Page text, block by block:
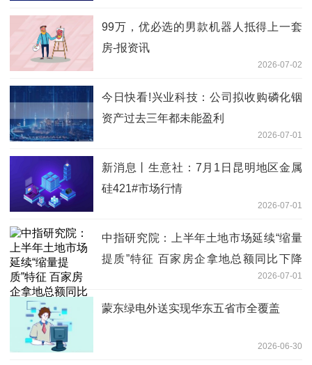
99万，优必选的男款机器人抵得上一套
房-报资讯
2026-07-02
今日快看!兴业科技：公司拟收购磷化铟
资产过去三年都未能盈利
2026-07-01
新消息丨生意社：7月1日昆明地区金属
硅421#市场行情
2026-07-01
中指研究院：上半年土地市场延续“缩量
提质”特征 百家房企拿地总额同比下降
2026-07-01
蒙东绿电外送实现华东五省市全覆盖
2026-06-30